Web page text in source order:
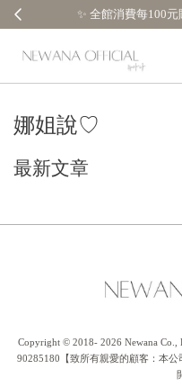
✨ 全館消費每100
娜姐說♡
最新文章
Copyright © 2018- 2026 Newana
90285180【致所有親愛的顧客：本